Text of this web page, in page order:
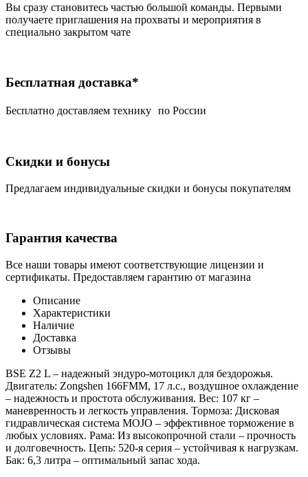
Вы сразу становитесь частью большой команды. Первыми
получаете приглашения на прохваты и мероприятия в
специально закрытом чате
Бесплатная доставка*
Беcплатно доставляем технику по России
Скидки и бонусы
Предлагаем индивидуальные скидки и бонусы покупателям
Гарантия качества
Все наши товары имеют соответствующие лицензии и
сертификаты. Предоставляем гарантию от магазина
Описание
Характеристики
Наличие
Доставка
Отзывы
BSE Z2 L – надежный эндуро-мотоцикл для бездорожья.
Двигатель: Zongshen 166FMM, 17 л.с., воздушное охлаждение
– надежность и простота обслуживания. Вес: 107 кг –
маневренность и легкость управления. Тормоза: Дисковая
гидравлическая система MOJO – эффективное торможение в
любых условиях. Рама: Из высокопрочной стали – прочность
и долговечность. Цепь: 520-я серия – устойчивая к нагрузкам.
Бак: 6,3 литра – оптимальный запас хода.